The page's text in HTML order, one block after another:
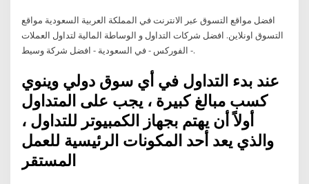
افضل مواقع التسوق عبر الانترنت في المملكة العربية السعودية مواقع
التسوق اونلاين. افضل شركات التداول و الوساطة المالية لتداول العملات
- الفوركس - في السعودية - افضل شركة وسيط.
عند بدء التداول في أي سوق دولي وينوي
كسب مبالغ كبيرة ، يجب على المتداول
أولاً أن يهتم بجهاز الكمبيوتر للتداول ،
والذي يعد أحد المكونات الرئيسية للعمل